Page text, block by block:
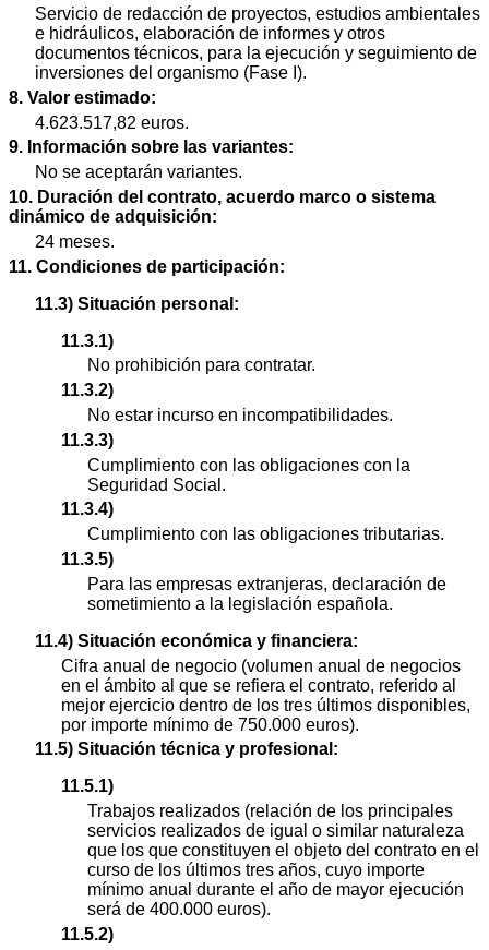
Servicio de redacción de proyectos, estudios ambientales
e hidráulicos, elaboración de informes y otros
documentos técnicos, para la ejecución y seguimiento de
inversiones del organismo (Fase I).
8. Valor estimado:
4.623.517,82 euros.
9. Información sobre las variantes:
No se aceptarán variantes.
10. Duración del contrato, acuerdo marco o sistema
dinámico de adquisición:
24 meses.
11. Condiciones de participación:
11.3) Situación personal:
11.3.1)
No prohibición para contratar.
11.3.2)
No estar incurso en incompatibilidades.
11.3.3)
Cumplimiento con las obligaciones con la
Seguridad Social.
11.3.4)
Cumplimiento con las obligaciones tributarias.
11.3.5)
Para las empresas extranjeras, declaración de
sometimiento a la legislación española.
11.4) Situación económica y financiera:
Cifra anual de negocio (volumen anual de negocios
en el ámbito al que se refiera el contrato, referido al
mejor ejercicio dentro de los tres últimos disponibles,
por importe mínimo de 750.000 euros).
11.5) Situación técnica y profesional:
11.5.1)
Trabajos realizados (relación de los principales
servicios realizados de igual o similar naturaleza
que los que constituyen el objeto del contrato en el
curso de los últimos tres años, cuyo importe
mínimo anual durante el año de mayor ejecución
será de 400.000 euros).
11.5.2)